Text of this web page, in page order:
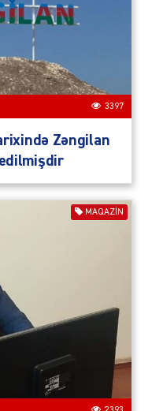
3397
Zəngilan
MAQAZIN